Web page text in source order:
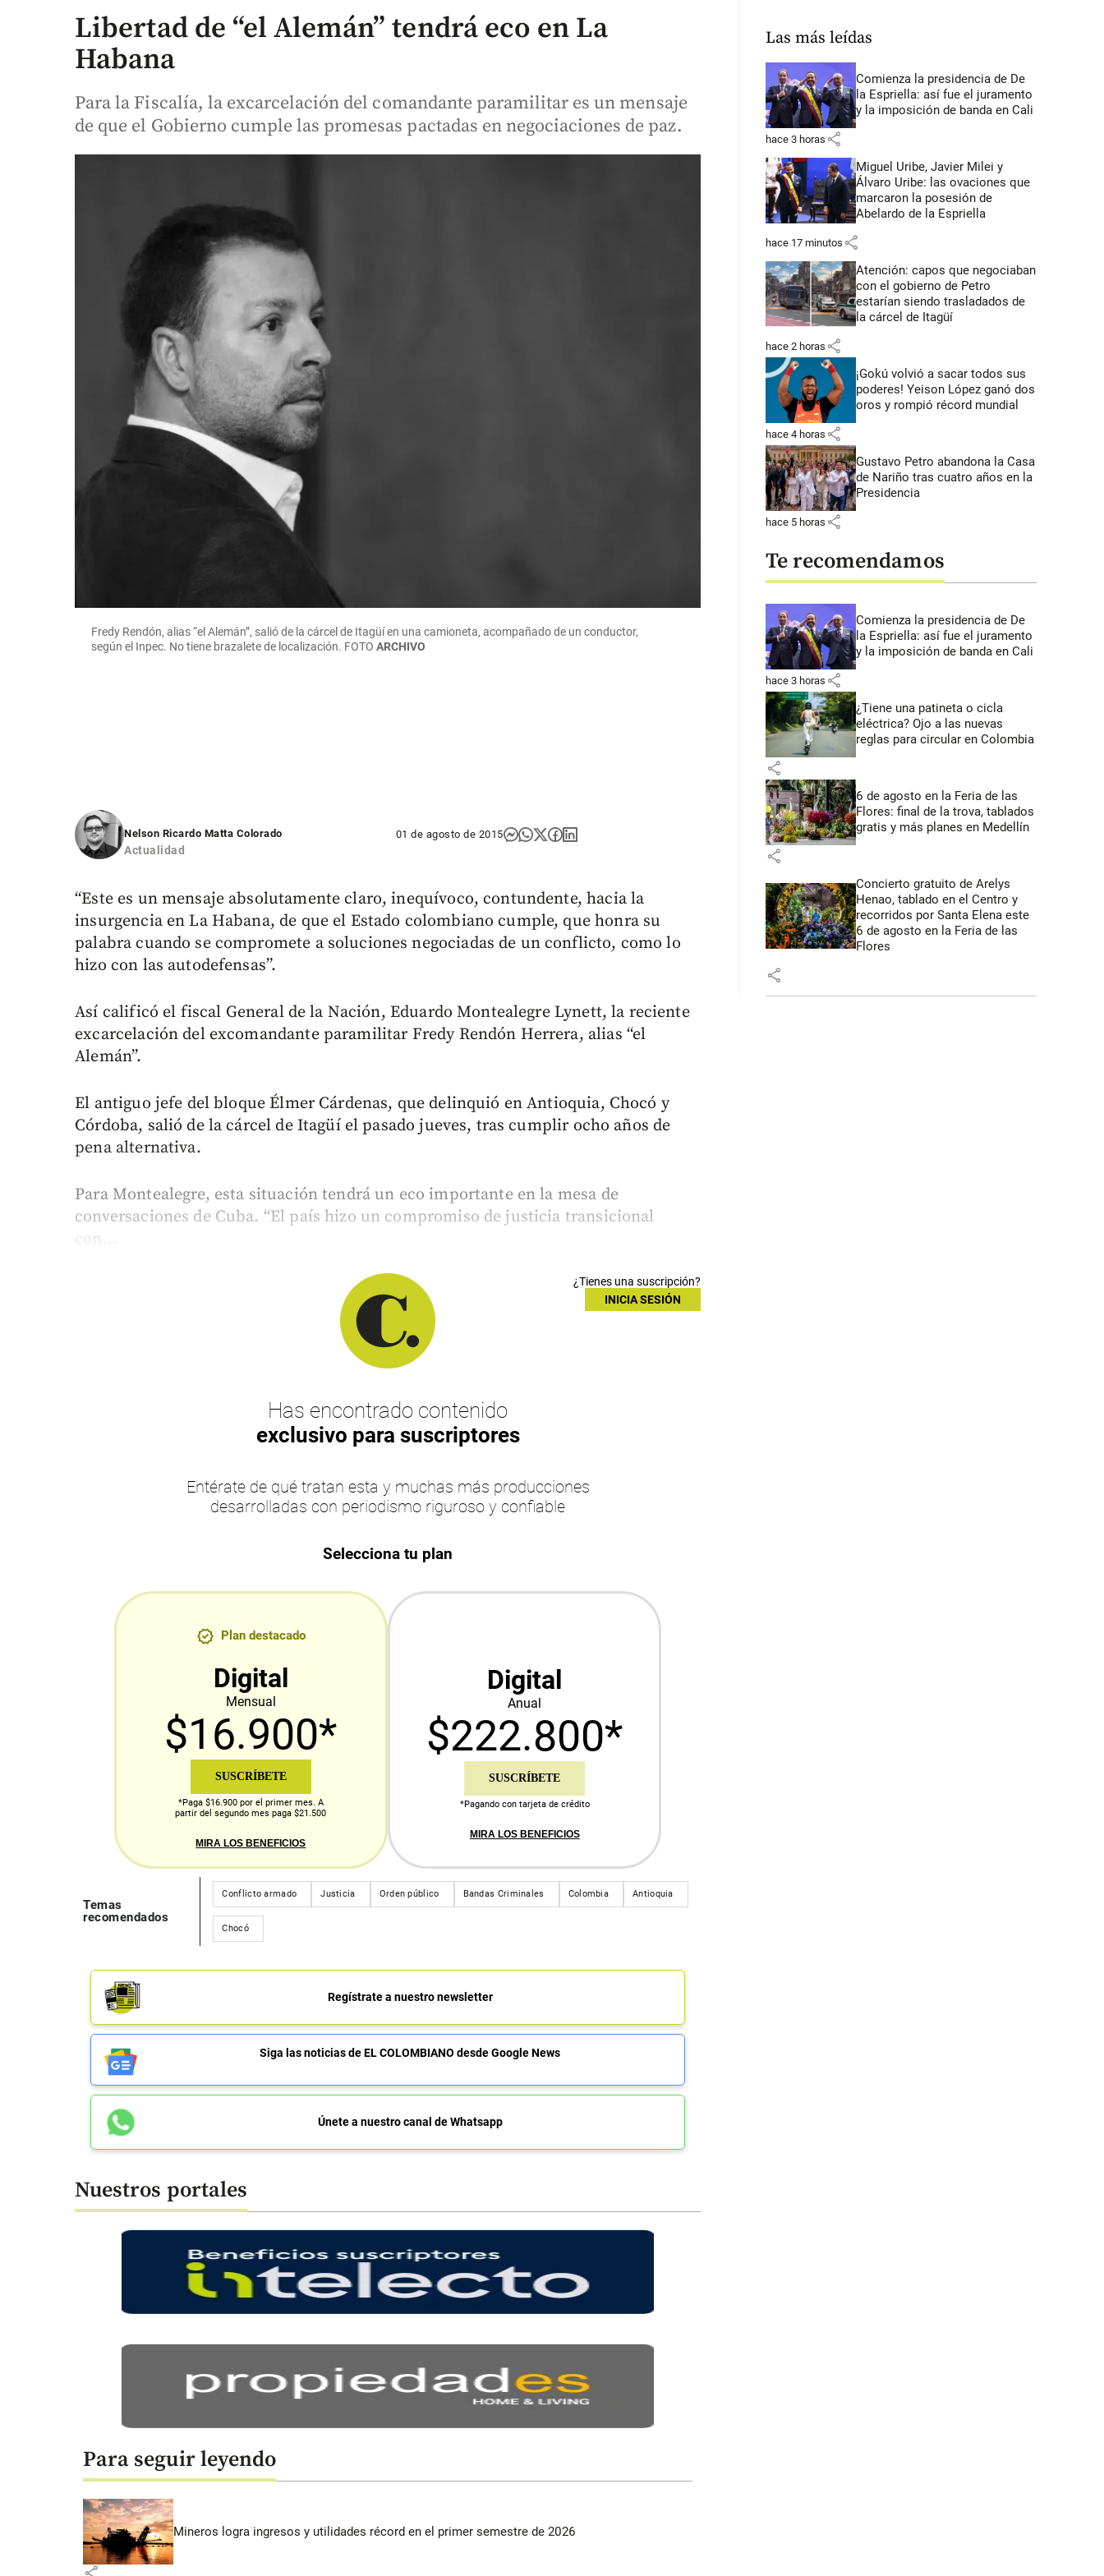
Libertad de “el Alemán” tendrá eco en La
Habana
Para la Fiscalía, la excarcelación del comandante paramilitar es un mensaje
de que el Gobierno cumple las promesas pactadas en negociaciones de paz.
Fredy Rendón, alias “el Alemán”, salió de la cárcel de Itagüí en una camioneta, acompañado de un conductor,
según el Inpec. No tiene brazalete de localización. FOTO ARCHIVO
Nelson Ricardo Matta Colorado
Actualidad
01 de agosto de 2015
“Este es un mensaje absolutamente claro, inequívoco, contundente, hacia la
insurgencia en La Habana, de que el Estado colombiano cumple, que honra su
palabra cuando se compromete a soluciones negociadas de un conflicto, como lo
hizo con las autodefensas”.
Así calificó el fiscal General de la Nación, Eduardo Montealegre Lynett, la reciente
excarcelación del excomandante paramilitar Fredy Rendón Herrera, alias “el
Alemán”.
El antiguo jefe del bloque Élmer Cárdenas, que delinquió en Antioquia, Chocó y
Córdoba, salió de la cárcel de Itagüí el pasado jueves, tras cumplir ocho años de
pena alternativa.
Para Montealegre, esta situación tendrá un eco importante en la mesa de
conversaciones de Cuba. “El país hizo un compromiso de justicia transicional
con...
¿Tienes una suscripción?
INICIA SESIÓN
Has encontrado contenido
exclusivo para suscriptores
Entérate de qué tratan esta y muchas más producciones
desarrolladas con periodismo riguroso y confiable
Selecciona tu plan
Plan destacado
Digital
Mensual
$16.900*
SUSCRÍBETE
*Paga $16.900 por el primer mes. A
partir del segundo mes paga $21.500
MIRA LOS BENEFICIOS
Digital
Anual
$222.800*
SUSCRÍBETE
*Pagando con tarjeta de crédito
MIRA LOS BENEFICIOS
Temas
recomendados
Conflicto armado Justicia Orden público Bandas Criminales Colombia Antioquia
Chocó
Regístrate a nuestro newsletter
Siga las noticias de EL COLOMBIANO desde Google News
Únete a nuestro canal de Whatsapp
Nuestros portales
Para seguir leyendo
Mineros logra ingresos y utilidades récord en el primer semestre de 2026
Las más leídas
Comienza la presidencia de De
la Espriella: así fue el juramento
y la imposición de banda en Cali
hace 3 horas share
Miguel Uribe, Javier Milei y
Álvaro Uribe: las ovaciones que
marcaron la posesión de
Abelardo de la Espriella
hace 17 minutos share
Atención: capos que negociaban
con el gobierno de Petro
estarían siendo trasladados de
la cárcel de Itagüí
hace 2 horas share
¡Gokú volvió a sacar todos sus
poderes! Yeison López ganó dos
oros y rompió récord mundial
hace 4 horas share
Gustavo Petro abandona la Casa
de Nariño tras cuatro años en la
Presidencia
hace 5 horas share
Te recomendamos
Comienza la presidencia de De
la Espriella: así fue el juramento
y la imposición de banda en Cali
hace 3 horas share
¿Tiene una patineta o cicla
eléctrica? Ojo a las nuevas
reglas para circular en Colombia
share
6 de agosto en la Feria de las
Flores: final de la trova, tablados
gratis y más planes en Medellín
share
Concierto gratuito de Arelys
Henao, tablado en el Centro y
recorridos por Santa Elena este
6 de agosto en la Feria de las
Flores
share